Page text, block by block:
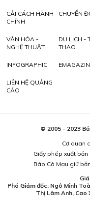
CẢI CÁCH HÀNH
CHÍNH
CHUYỂN
VĂN HÓA -
NGHỆ THUẬT
DU LỊCH -
THAO
INFOGRAPHIC
LIÊN HỆ QUẢNG
CÁO
© 2005 - 2023
Cơ quan
Giấy phép xuất bản
Báo Cà Mau giữ
Phó Giám đốc: Ngô Minh
Thị Lâm Anh, Cao